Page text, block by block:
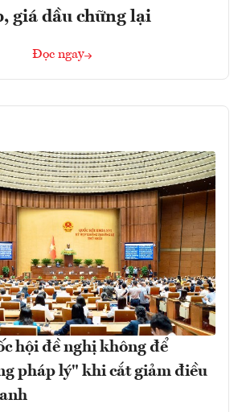
giá dầu chững lại
Đọc ngay
hội đề nghị không để
pháp lý" khi cắt giảm điều